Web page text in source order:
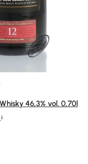
von 5 Sternen
46,3% vol. 0,70l
Preis:
1